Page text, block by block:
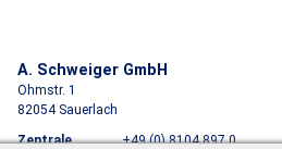
A. Schweiger GmbH
Ohmstr. 1
82054 Sauerlach
Zentrale
+49 (0) 8104 897 0